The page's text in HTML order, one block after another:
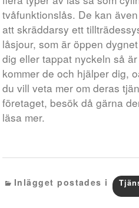
tvåfunktionslås. De kan
att skräddarsy ett
låsjour, som är öppen
dig eller tappat nyckeln så
kommer de och hjälper dig,
du vill veta mer om deras
företaget, besök då gärna
läsa mer.
Inlägget postades i